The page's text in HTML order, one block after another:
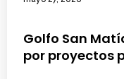
Golfo San
por proyectos